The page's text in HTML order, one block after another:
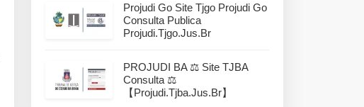
Projudi Go Site Tjgo Projudi Go
Consulta Publica
Projudi.tjgo.jus.br
PROJUDI BA ⚖️ Site TJBA
Consulta ⚖️
【projudi.tjba.jus.br】